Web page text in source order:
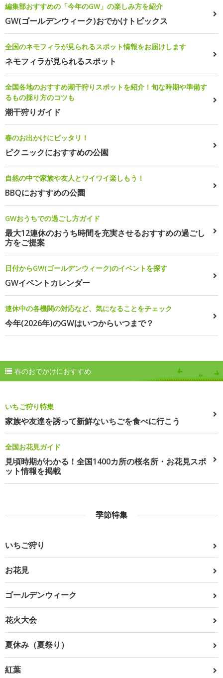
編集部おすすめの「今年のGW」の楽しみ方を紹介
GW(ゴールデンウィーク)おでかけトピックス
全国のネモフィラが見られるスポット情報をお届けします
ネモフィラが見られるスポット
全国各地のおすすめ潮干狩りスポットを紹介！旬な時期や準備す
るもの採り方のコツも
潮干狩りガイド
春のお出かけにピッタリ！
ピクニックにおすすめの公園
自然の中で家族や友人とワイワイ楽しもう！
BBQにおすすめの公園
GWおうちでの過ごし方ガイド
最大12連休のおうち時間を充実させるおすすめの過ごし
方をご提案
日付からGW(ゴールデンウィーク)のイベントを探す
GWイベントカレンダー
連休中の各機関の対応など、気になることをチェック
今年(2026年)のGWはいつからいつまで？
春のおでかけにおすすめ
いちご狩り特集
家族や友達を誘って新鮮ないちごを食べに行こう
全国お花見ガイド
見頃時期がわかる！全国1400カ所の桜名所・お花見スポ
ット情報を掲載
季節特集
いちご狩り
お花見
ゴールデンウィーク
花火大会
夏休み（夏祭り）
紅葉